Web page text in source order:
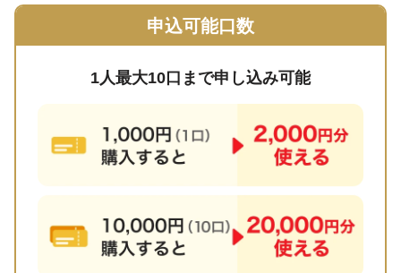
申込可能口数
1人最大10口まで申し込み可能